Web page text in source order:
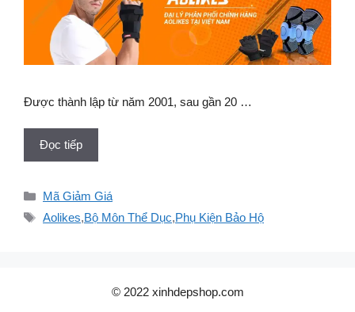
Được thành lập từ năm 2001, sau gần 20 …
Đọc tiếp
Danh
mục
Mã Giảm Giá
Thẻ
Aolikes,Bộ Môn Thể Dục,Phụ Kiện Bảo Hộ
© 2022 xinhdepshop.com